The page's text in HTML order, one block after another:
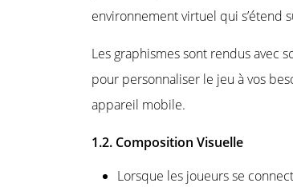
environnement virtuel qui s’étend
Les graphismes sont rendus avec
pour personnaliser le jeu à vos
appareil mobile.
1.2. Composition Visuelle
Lorsque les joueurs se